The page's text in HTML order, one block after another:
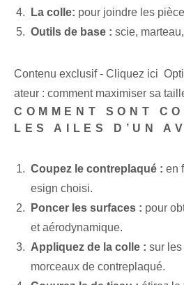
La colle: pour joindre les
Outils de base : scie,
Contenu exclusif - Cliquez ici
ateur : comment maximiser sa
COMMENT SONT
LES AILES D’UN
Coupez le contreplaqué : en
esign choisi.
Poncer les surfaces : pour
et aérodynamique.
Appliquez de la colle : sur
morceaux de contreplaqué.